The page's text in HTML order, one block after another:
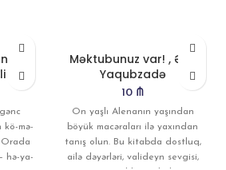
kö-mə-
hə-ya-
Məktubunuz var! , Əziz
Yaqubzadə
10 ₼
On yaşlı Alenanın yaşından
böyük macəraları ilə yaxından
tanış olun. Bu kitabda dostluq,
ailə dəyərləri, valideyn sevgisi,